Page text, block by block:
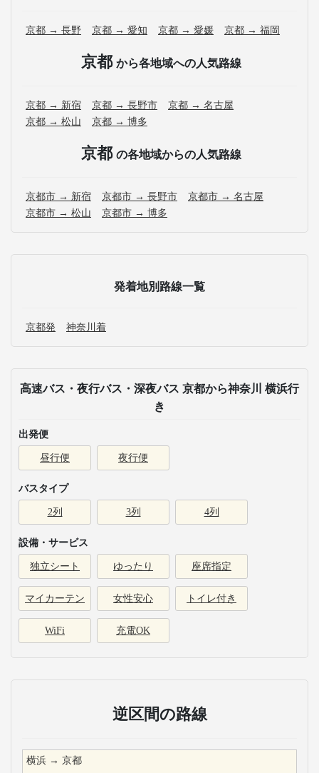
京都 → 長野 京都 → 愛知 京都 → 愛媛 京都 → 福岡
京都 から各地域への人気路線
京都 → 新宿 京都 → 長野市
京都 → 名古屋
京都 → 松山
京都 → 博多
京都 の各地域からの人気路線
京都市 → 新宿 京都市 → 長野市
京都市 → 名古屋
京都市 → 松山
京都市 → 博多
発着地別路線一覧
京都発 神奈川着
高速バス・夜行バス・深夜バス 京都から神奈川 横浜行
き
出発便
昼行便 夜行便
バスタイプ
2列 3列 4列
設備・サービス
独立シート ゆったり 座席指定
マイカーテン 女性安心 トイレ付き
WiFi 充電OK
逆区間の路線
横浜 → 京都